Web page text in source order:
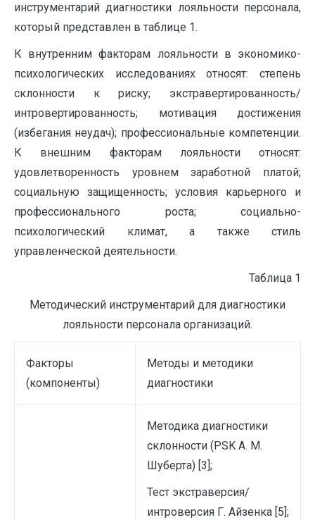
инструментарий диагностики лояльности персонала,
который представлен в таблице 1.
К внутренним факторам лояльности в экономико-
психологических исследованиях относят: степень
склонности к риску; экстравертированность/
интровертированность; мотивация достижения
(избегания неудач); профессиональные компетенции.
К внешним факторам лояльности относят:
удовлетворенность уровнем заработной платой;
социальную защищенность; условия карьерного и
профессионального роста; социально-
психологический климат, а также стиль
управленческой деятельности.
Таблица 1
Методический инструментарий для диагностики
лояльности персонала организаций.
Факторы
(компоненты)
Методы и методики
диагностики
Методика диагностики
склонности (PSK А. М.
Шуберта) [3];
Тест экстраверсия/
интроверсия Г. Айзенка [5];